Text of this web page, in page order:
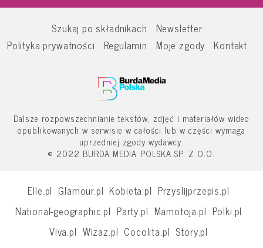
Szukaj po składnikach
Newsletter
Polityka prywatności
Regulamin Moje zgody Kontakt
Dalsze rozpowszechnianie tekstów, zdjęć i materiałów wideo
opublikowanych w serwisie w całości lub w części wymaga
uprzedniej zgody wydawcy.
© 2022 BURDA MEDIA POLSKA SP. Z O.O.
Elle.pl Glamour.pl Kobieta.pl Przyslijprzepis.pl
National-geographic.pl Party.pl Mamotoja.pl Polki.pl
Viva.pl Wizaz.pl Cocolita.pl Story.pl